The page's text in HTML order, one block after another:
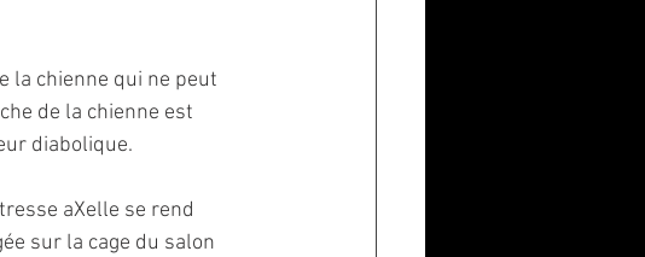
la chienne qui ne peut
de la chienne est
diabolique.
aXelle se rend
sur la cage du salon